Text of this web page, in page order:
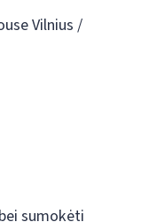
Vilnius /
sumokėti